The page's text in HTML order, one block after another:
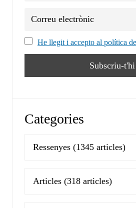
He llegit i accepto al política
Categories
Ressenyes (1345 articles)
Articles (318 articles)